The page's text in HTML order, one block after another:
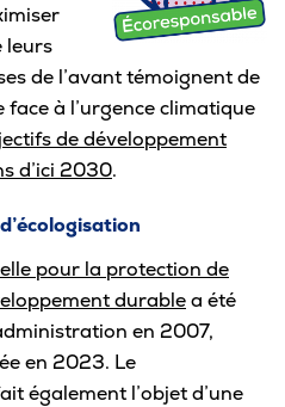
étudiants
leurs
de l’avant témoignent de
à l’urgence climatique
de développement
d’ici 2030.
pour la protection de
durablea été
en 2007,
en 2023. Le
également l’objet d’une